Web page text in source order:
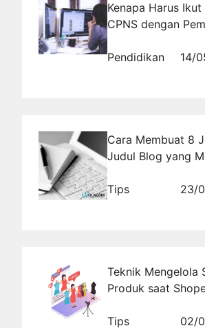
Kenapa Harus
CPNS dengan
Pendidikan
14/
Cara Membuat 8
Judul Blog yang
Tips
23/
Teknik Mengelola
Produk saat
Tips 02/